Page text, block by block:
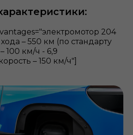
204
– 550 км (по стандарту
100 км/ч - 6,9
– 150 км/ч"]